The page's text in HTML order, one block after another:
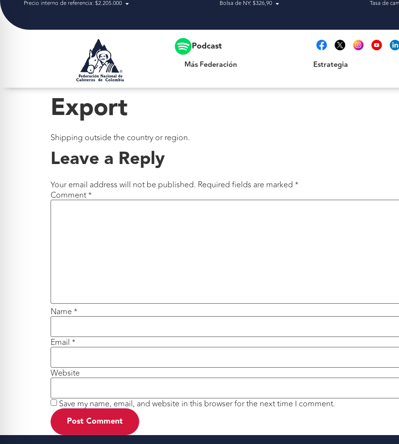
Precio interno de referencia: $2.205.000 Bolsa de NY: $326,90 Tasa de
Podcast
Más Federación Estrategia
Export
Shipping outside the country or region.
Leave a Reply
Your email address will not be published. Required fields are marked *
Comment*
Name *
Email *
Website
Save my name, email, and website in this browser for the next time I comment.